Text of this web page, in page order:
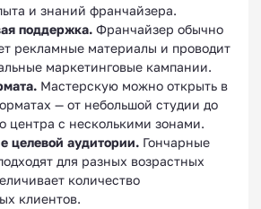
и знаний франчайзера.
поддержка. Франчайзер обычно
рекламные материалы и проводит
маркетинговые кампании.
Мастерскую можно открыть в
— от небольшой студии до
центра с несколькими зонами.
целевой аудитории. Гончарные
для разных возрастных
количество
клиентов.